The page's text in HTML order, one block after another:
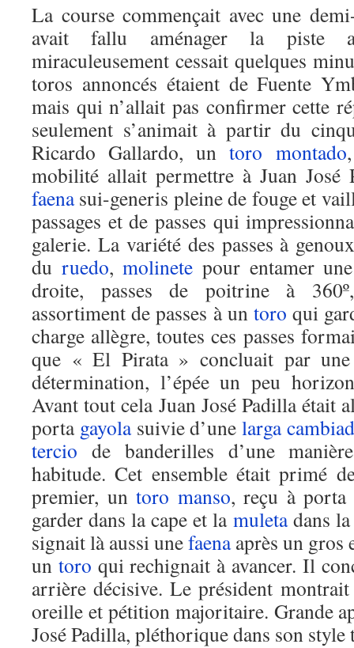
La course commençait avec une
avait fallu aménager la piste
miraculeusement cessait quelques
toros annoncés étaient de Fuente
mais qui n’allait pas confirmer cette
seulement s’animait à partir du
Ricardo Gallardo, untoro montado
mobilité allait permettre à Juan José
faenasui-generis pleine de fouge et
passages et de passes qui
galerie. La variété des passes à
du ruedo,molinete pour entamer
droite, passes de poitrine à
assortiment de passes à un toro qui
charge allègre, toutes ces passes
que « El Pirata » concluait par une
détermination, l’épée un peu
Avant tout cela Juan José Padilla était
porta gayolasuivie d’unelarga
tercio de banderilles d’une
habitude. Cet ensemble était primé
premier, un toro manso, reçu à porta
garder dans la cape et la muletadans
signait là aussi unefaenaaprès un gros
un toro qui rechignait à avancer. Il
arrière décisive. Le président
oreille et pétition majoritaire. Grande
José Padilla, pléthorique dans son